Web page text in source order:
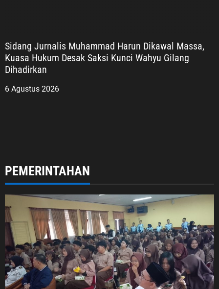
Sidang Jurnalis Muhammad Harun Dikawal Massa,
Kuasa Hukum Desak Saksi Kunci Wahyu Gilang
Dihadirkan
6 Agustus 2026
PEMERINTAHAN